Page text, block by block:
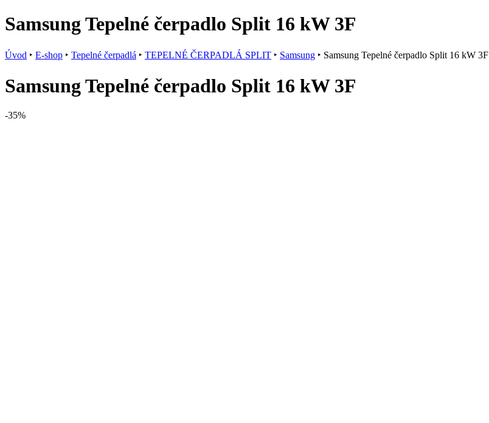
Samsung Tepelné čerpadlo Split 16 kW 3F
Úvod ‣ E-shop ‣ Tepelné čerpadlá ‣ TEPELNÉ ČERPADLÁ SPLIT ‣ Samsung ‣ Samsung Tepelné čerpadlo Split 16 kW 3F
Samsung Tepelné čerpadlo Split 16 kW 3F
-35%